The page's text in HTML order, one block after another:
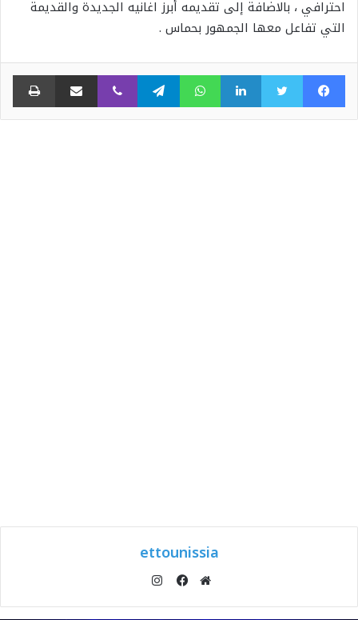
احترافي ، بالاضافة إلى تقديمه أبرز اغانيه الجديدة والقديمة
التي تفاعل معها الجمهور بحماس .
فيسبوك تويتر لينكدإن واتساب تيلقرام ڤايبر مشاركة عبر البريد
ettounissia